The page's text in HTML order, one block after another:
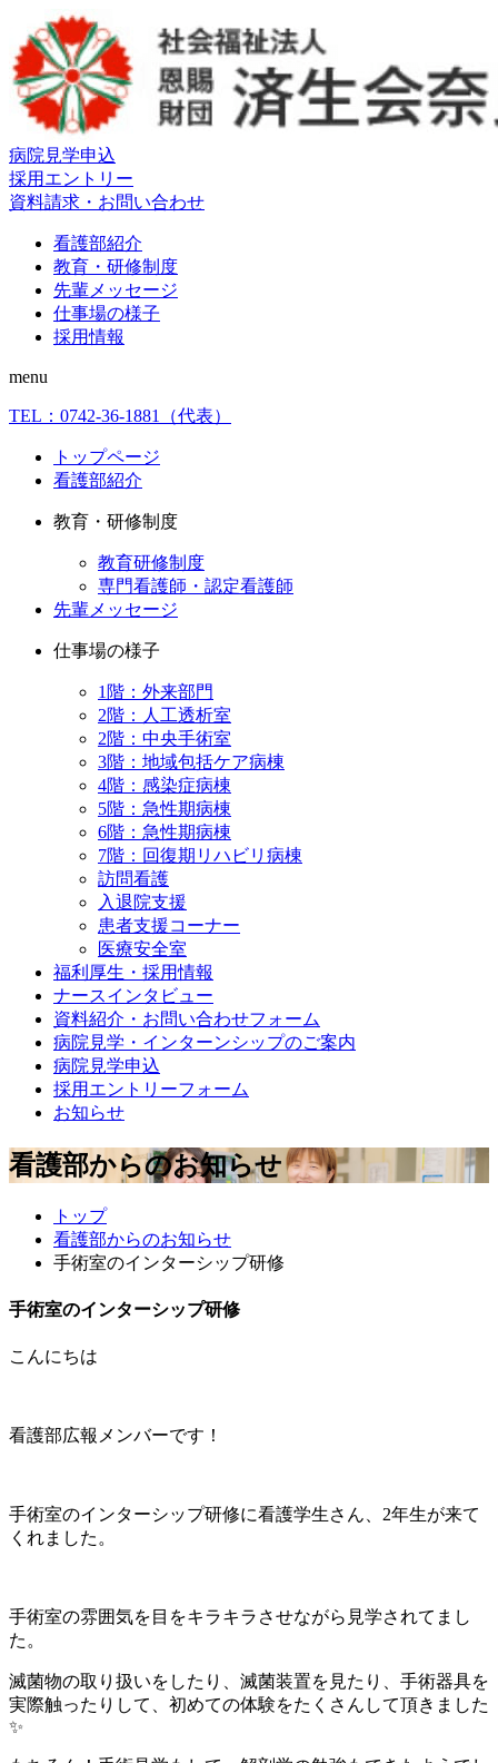
病院見学申込
採用エントリー
資料請求・お問い合わせ
看護部紹介
教育・研修制度
先輩メッセージ
仕事場の様子
採用情報
menu
TEL： 0742-36-1881 （代表）
トップページ
看護部紹介
教育・研修制度
教育研修制度
専門看護師・認定看護師
先輩メッセージ
仕事場の様子
1階：外来部門
2階：人工透析室
2階：中央手術室
3階：地域包括ケア病棟
4階：感染症病棟
5階：急性期病棟
6階：急性期病棟
7階：回復期リハビリ病棟
訪問看護
入退院支援
患者支援コーナー
医療安全室
福利厚生・採用情報
ナースインタビュー
資料紹介・お問い合わせフォーム
病院見学・インターンシップのご案内
病院見学申込
採用エントリーフォーム
お知らせ
看護部からのお知らせ
トップ
看護部からのお知らせ
手術室のインターシップ研修
手術室のインターシップ研修
こんにちは
看護部広報メンバーです！
手術室のインターシップ研修に看護学生さん、 2年生が来て
くれました。
手術室の雰囲気を目をキラキラさせながら見学されてまし
た。
滅菌物の取り扱いをしたり、滅菌装置を見たり、手術器具を
実際触ったりして、初めての体験をたくさんして頂きました
✨